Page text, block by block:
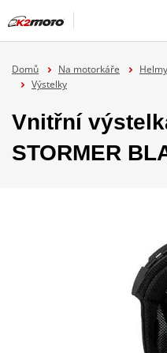
Domů Na motorkáře
Výstelky
Vnitřní
STORMER